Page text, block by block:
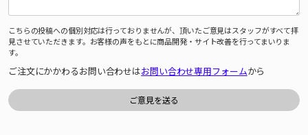
こちらの投稿への個別対応は行っておりませんが、頂いたご意見はスタッフがすべて拝
見させていただきます。お客様の声をもとに商品開発・サイト改善を行ってまいりま
す。
ご注文にかかわるお問い合わせはお問い合わせ専用フォームから